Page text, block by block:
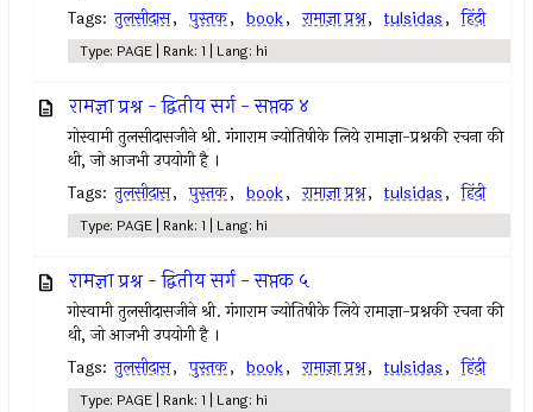
Tags: तुलसीदास, पुस्तक, book, रामाज्ञा प्रश्न, tulsidas, हिंदी
Type: PAGE | Rank: 1 | Lang: hi
रामज्ञा प्रश्न - द्वितीय सर्ग - सप्तक ४
गोस्वामी तुलसीदासजीने श्री. गंगाराम ज्योतिषीके लिये रामाज्ञा-प्रश्नकी रचना की
थी, जो आजभी उपयोगी है ।
Tags: तुलसीदास, पुस्तक, book, रामाज्ञा प्रश्न, tulsidas, हिंदी
Type: PAGE | Rank: 1 | Lang: hi
रामज्ञा प्रश्न - द्वितीय सर्ग - सप्तक ५
गोस्वामी तुलसीदासजीने श्री. गंगाराम ज्योतिषीके लिये रामाज्ञा-प्रश्नकी रचना की
थी, जो आजभी उपयोगी है ।
Tags: तुलसीदास, पुस्तक, book, रामाज्ञा प्रश्न, tulsidas, हिंदी
Type: PAGE | Rank: 1 | Lang: hi